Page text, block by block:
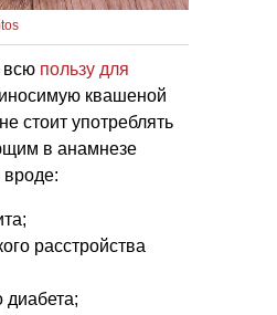
всю пользу для
квашеной
стоит употреблять
в анамнезе
вроде:
расстройства
диабета;